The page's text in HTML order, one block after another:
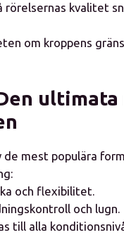
rörelsernas kvalitet
om kroppens
de mest populära
och flexibilitet.
och lugn.
till alla